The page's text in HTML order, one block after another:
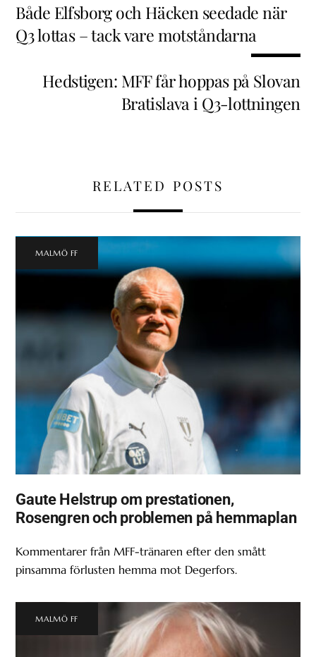
Både Elfsborg och Häcken seedade när
Q3 lottas – tack vare motståndarna
Hedstigen: MFF får hoppas på Slovan
Bratislava i Q3-lottningen
RELATED POSTS
MALMÖ FF
Gaute Helstrup om prestationen,
Rosengren och problemen på hemmaplan
Kommentarer från MFF-tränaren efter den smått
pinsamma förlusten hemma mot Degerfors.
MALMÖ FF